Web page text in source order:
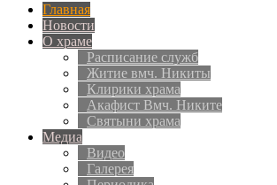
Главная
Новости
О храме
Расписание служб
Житие вмч. Никиты
Клирики храма
Акафист Вмч. Никите
Святыни храма
Медиа
Видео
Галерея